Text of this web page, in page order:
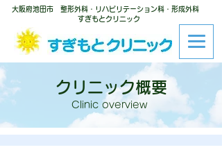
大阪府池田市 整形外科・リハビリテーション科・形成外科
すぎもとクリニック
クリニック概要
Clinic overview